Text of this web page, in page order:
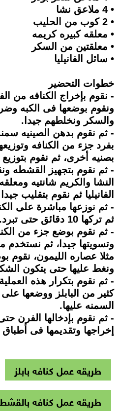
• 4 ملاعق نشا
• 2 كوب من الحليب
• معلقه كبيره كريمه
• معلقتين من السكر
• سائل الفانيليا
خطوات التحضير
- نقوم بإخراج الكنافه من
ونقوم بوضعها فى الكبه
والسكر ونخلطهم جيدا.
- ثم نقوم بدهن الصينيه
بفرد جزء من الكنافه
بصنيه أخرى، ثم نقوم
- ثم نقوم بتجهيز القشطه
النشا والكريم شانتيه
الفانيليا ثم نقوم بتقليب
- ثم نوزعها مباشرة على
ثم تركها 10 دقائق حتى تبرد.
- ثم نقوم بوضع جزء من
وتسويتها جيدا، ثم
مثلا عصاره الليمون، نقوم
ونغط عليها حتى يتكون
- ثم نقوم بتكرار هذه
كثير من البابلز ووضعها
السمنه عليها.
- ثم نقوم بإدخالها الفرن
إخراجها وتقديمها فى أطباق
طريقه عمل كنافه بابلز
طريقه عمل كنافه